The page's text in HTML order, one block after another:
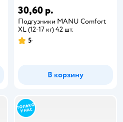
30,60 р.
Подгузники MANU Comfort
XL (12-17 кг) 42 шт.
5
В корзину